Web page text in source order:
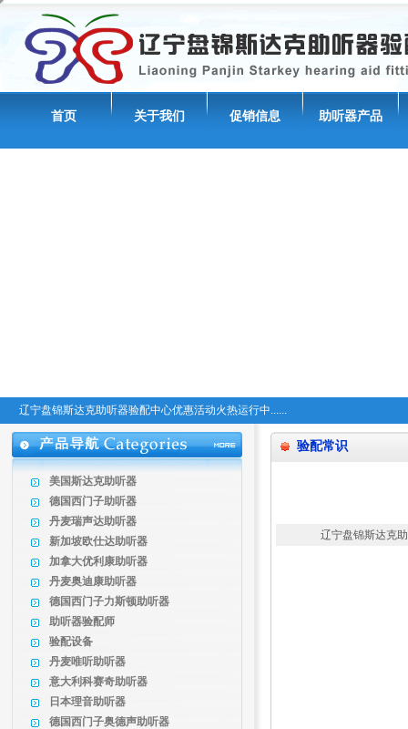
首页 关于我们 促销信息 助听器产品
辽宁盘锦斯达克助听器验配中心优惠活动火热运行中......
美国斯达克助听器
德国西门子助听器
丹麦瑞声达助听器
新加坡欧仕达助听器
加拿大优利康助听器
丹麦奥迪康助听器
德国西门子力斯顿助听器
助听器验配师
验配设备
丹麦唯听助听器
意大利科赛奇助听器
日本理音助听器
德国西门子奥德声助听器
验配常识
辽宁盘锦斯达克